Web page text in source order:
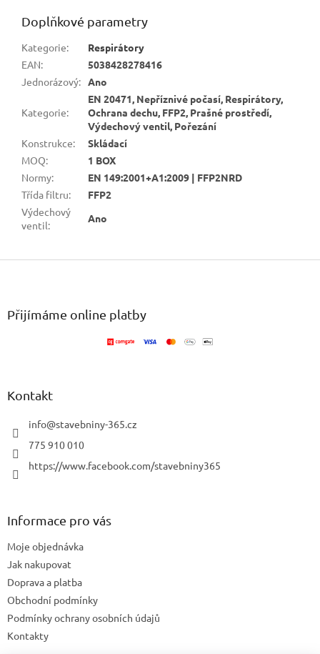
Doplňkové parametry
Kategorie:
Respirátory
EAN:
5038428278416
Jednorázový: Ano
Kategorie:
EN 20471, Nepříznivé počasí, Respirátory,
Ochrana dechu, FFP2, Prašné prostředí,
Výdechový ventil, Pořezání
Konstrukce:
Skládací
MOQ:
1 BOX
Normy:
EN 149:2001+A1:2009 | FFP2NRD
Třída filtru:
FFP2
Výdechový
ventil:
Ano
Přijímáme online platby
Kontakt
info@stavebniny-365.cz
775 910 010
https://www.facebook.com/stavebniny365
Informace pro vás
Moje objednávka
Jak nakupovat
Doprava a platba
Obchodní podmínky
Podmínky ochrany osobních údajů
Kontakty